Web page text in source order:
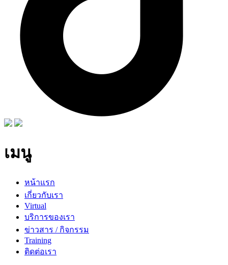
เมนู
หน้าแรก
เกี่ยวกับเรา
Virtual
บริการของเรา
ข่าวสาร / กิจกรรม
Training
ติดต่อเรา